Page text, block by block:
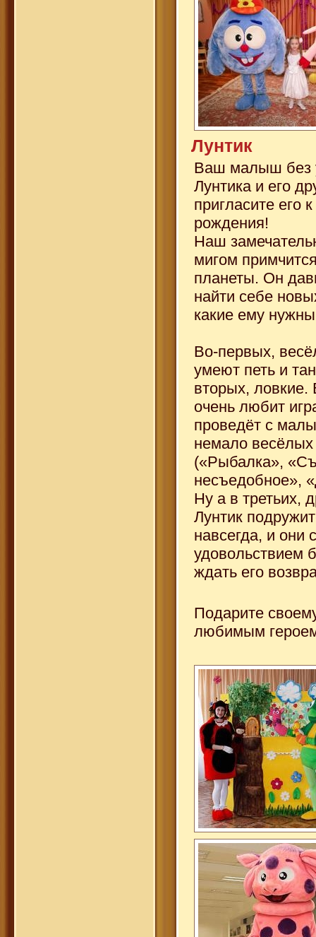
Лунтик
Ваш малыш без
Лунтика и его
пригласите его
рождения!
Наш
мигом
планеты. Он
найти себе
какие ему
Во-первых,
умеют петь и
вторых, ловкие.
очень любит
проведёт с
немало весёлых
(«Рыбалка»,
несъедобное»,
Ну а в третьих,
Лунтик
навсегда, и они
удовольствием
ждать его
Подарите
любимым